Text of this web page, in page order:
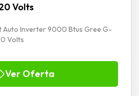
Volts
Auto Inverter 9000 Btus Gree G-
Volts
Ver Oferta